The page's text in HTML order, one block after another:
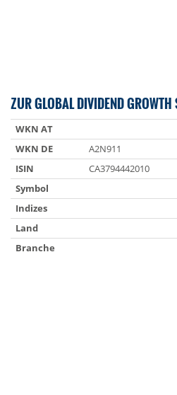
ZUR GLOBAL DIVIDEND GROWTH
WKN AT
WKN DE
A2N911
ISIN
CA3794442010
Symbol
Indizes
Land
Branche